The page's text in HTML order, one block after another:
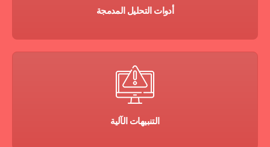
أدوات التحليل المدمجة
التنبيهات الآلية